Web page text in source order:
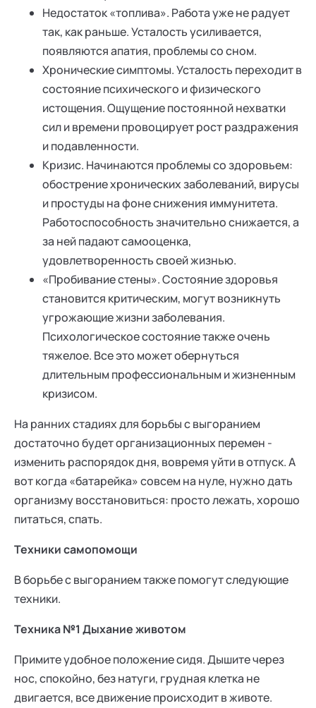
Недостаток «топлива». Работа уже не радует
так, как раньше. Усталость усиливается,
появляются апатия, проблемы со сном.
Хронические симптомы. Усталость переходит в
состояние психического и физического
истощения. Ощущение постоянной нехватки
сил и времени провоцирует рост раздражения
и подавленности.
Кризис. Начинаются проблемы со здоровьем:
обострение хронических заболеваний, вирусы
и простуды на фоне снижения иммунитета.
Работоспособность значительно снижается, а
за ней падают самооценка,
удовлетворенность своей жизнью.
«Пробивание стены». Состояние здоровья
становится критическим, могут возникнуть
угрожающие жизни заболевания.
Психологическое состояние также очень
тяжелое. Все это может обернуться
длительным профессиональным и жизненным
кризисом.
На ранних стадиях для борьбы с выгоранием
достаточно будет организационных перемен -
изменить распорядок дня, вовремя уйти в отпуск. А
вот когда «батарейка» совсем на нуле, нужно дать
организму восстановиться: просто лежать, хорошо
питаться, спать.
Техники самопомощи
В борьбе с выгоранием также помогут следующие
техники.
Техника №1 Дыхание животом
Примите удобное положение сидя. Дышите через
нос, спокойно, без натуги, грудная клетка не
двигается, все движение происходит в животе.